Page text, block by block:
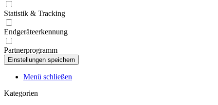
Statistik & Tracking
Endgeräteerkennung
Partnerprogramm
Menü schließen
Kategorien